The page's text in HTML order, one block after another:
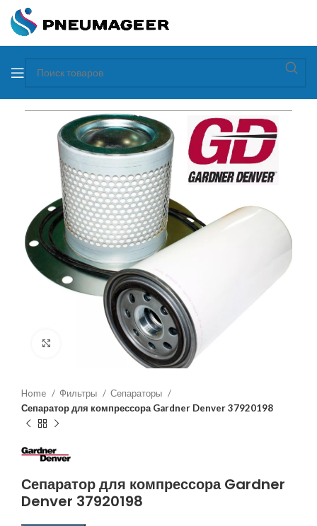
Home Фильтры
Сепараторы
Сепаратор для компрессора Gardner Denver 37920198
Сепаратор для компрессора Gardner
Denver 37920198